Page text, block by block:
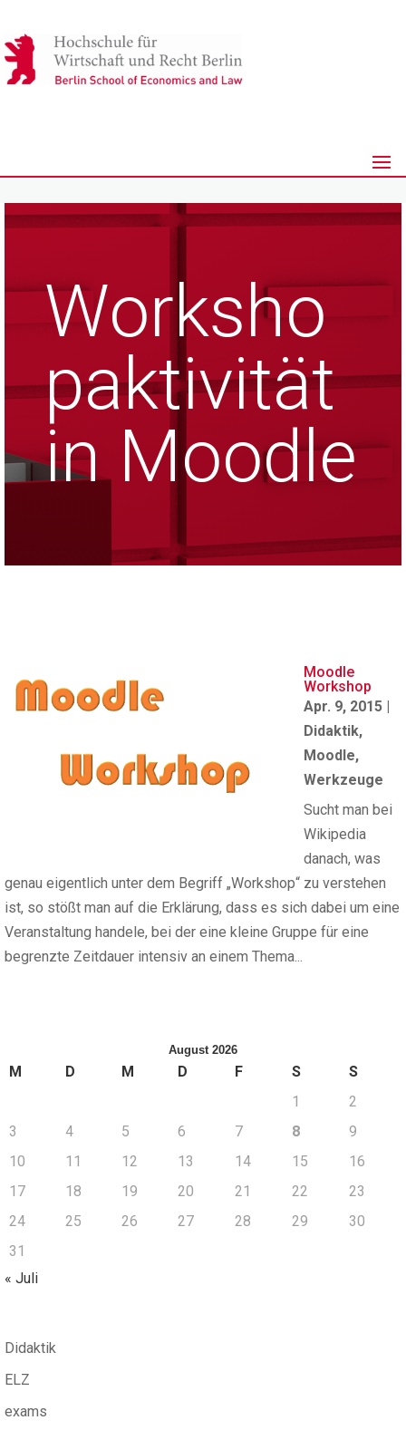
Worksho
paktivität
in Moodle
Moodle
Workshop
Apr. 9, 2015 |
Didaktik,
Moodle,
Werkzeuge
Sucht man bei
Wikipedia
danach, was
genau eigentlich unter dem Begriff „Workshop“ zu verstehen
ist, so stößt man auf die Erklärung, dass es sich dabei um eine
Veranstaltung handele, bei der eine kleine Gruppe für eine
begrenzte Zeitdauer intensiv an einem Thema...
August 2026
M D M D F S
S
1
2
3
4 5 6 7 8
9
10
11 12 13 14 15
16
17
18 19 20 21 22
23
24
25 26 27 28 29
30
31
« Juli
Didaktik
ELZ
exams